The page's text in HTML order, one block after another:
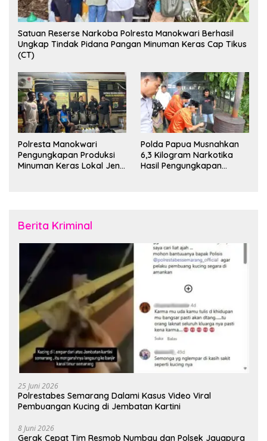
Satuan Reserse Narkoba Polresta Manokwari Berhasil
Ungkap Tindak Pidana Pangan Minuman Keras Cap Tikus
(CT)
Polresta Manokwari
Pengungkapan Produksi
Minuman Keras Lokal Jenis
Polda Papua Musnahkan
6,3 Kilogram Narkotika
Hasil Pengungkapan
Berita Kriminal
25 Juni 2026
Polrestabes Semarang Dalami Kasus Video Viral
Pembuangan Kucing di Jembatan Kartini
8 Juni 2026
Gerak Cepat Tim Resmob Numbay dan Polsek Jayapura